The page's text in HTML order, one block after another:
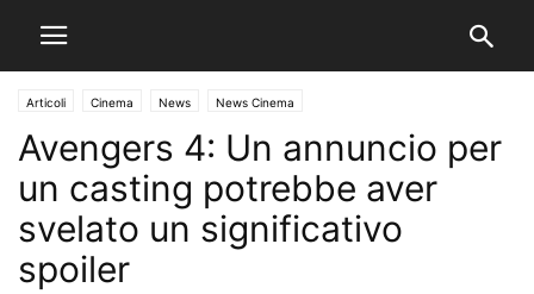
Articoli Cinema News News Cinema
Avengers 4: Un annuncio per
un casting potrebbe aver
svelato un significativo
spoiler